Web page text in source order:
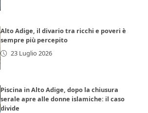
Alto Adige, il divario tra ricchi e poveri è
sempre più percepito
23 Luglio 2026
Piscina in Alto Adige, dopo la chiusura
serale apre alle donne islamiche: il caso
divide